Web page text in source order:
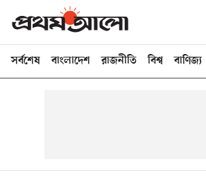
সর্বশেষ বাংলাদেশ রাজনীতি বিশ্ব বাণিজ্য